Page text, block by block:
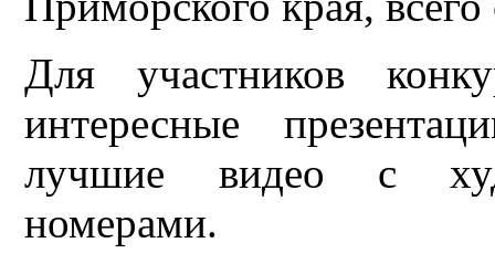
Для участников
интересные
лучшие видео с
номерами.